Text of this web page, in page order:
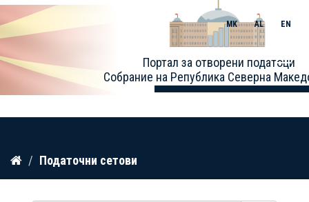
Прескокнете
содржина
Портал за отворени податоци
Собрание на Република Северна
MK AL EN
Toggle
Податочни сетови